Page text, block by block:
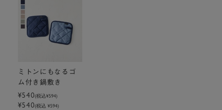
ミトンにもなるゴ
ム付き鍋敷き
¥540(税込¥594)
¥540(税込 ¥594)